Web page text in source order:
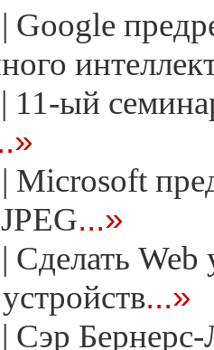
| Google
| 11-ый
| Microsoft
...»
| Сделать
...»
| Сэр